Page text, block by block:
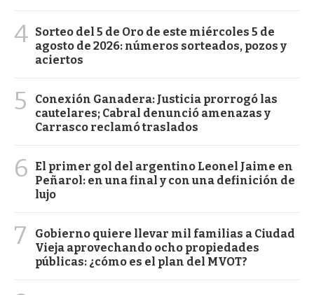
4 Sorteo del 5 de Oro de este miércoles 5 de
agosto de 2026: números sorteados, pozos y
aciertos
5
Conexión Ganadera: Justicia prorrogó las
cautelares; Cabral denunció amenazas y
Carrasco reclamó traslados
6
El primer gol del argentino Leonel Jaime en
Peñarol: en una final y con una definición de
lujo
7
Gobierno quiere llevar mil familias a Ciudad
Vieja aprovechando ocho propiedades
públicas: ¿cómo es el plan del MVOT?